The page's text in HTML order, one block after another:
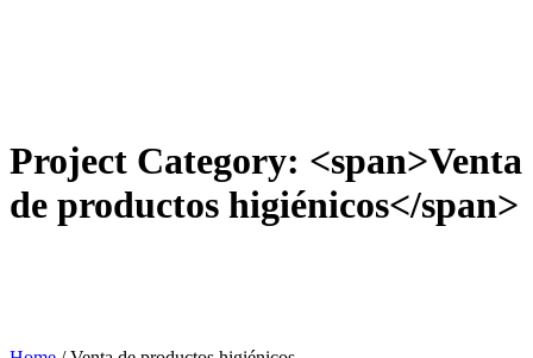
Project Category: <span>Venta
de productos higiénicos</span>